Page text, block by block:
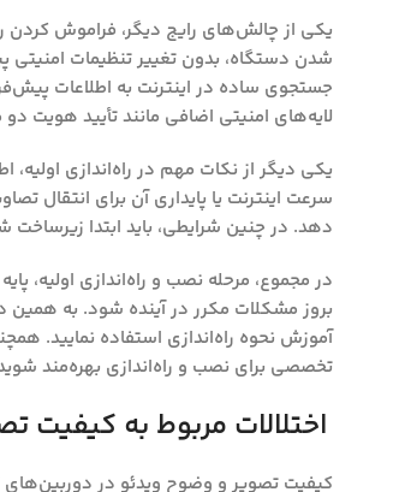
یکی از چالش‌های رایج دیگر، فراموش
شدن دستگاه، بدون تغییر تنظیمات
جستجوی ساده در اینترنت به اطلاعات
لایه‌های امنیتی اضافی مانند تأیید هویت
یکی دیگر از نکات مهم در راه‌اندازی
سرعت اینترنت یا پایداری آن برای انتقال
دهد. در چنین شرایطی، باید ابتدا
در مجموع، مرحله نصب و راه‌اندازی
بروز مشکلات مکرر در آینده شود. به همین
آموزش نحوه راه‌اندازی استفاده نمایید.
تخصصی برای نصب و راه‌اندازی بهره‌مند
اختلالات مربوط به کیفیت
کیفیت تصویر و وضوح ویدئو در دوربین‌های